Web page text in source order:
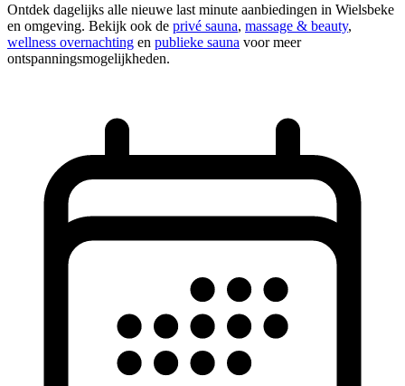
Ontdek dagelijks alle nieuwe last minute aanbiedingen in Wielsbeke
en omgeving. Bekijk ook de privé sauna, massage & beauty,
wellness overnachting en publieke sauna voor meer
ontspanningsmogelijkheden.